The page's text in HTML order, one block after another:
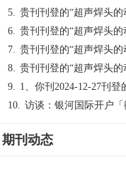
5. 贵刊刊登的“超声焊头的动力学分析与优化设计”，作者lizhiwei，时间2024-12-27，该论文由我本人在机电工程技术2024年第10期公开发表，lizhiwei并非本人，请将文章删除，消
6. 贵刊刊登的“超声焊头的动力学分析与优化设计”，作者lizhiwei，时间2024-12-27，该论文由我本人在机电工程技术2024年第10期公开发表，lizhiwei并非本人，请将文章删除，消
7. 贵刊刊登的“超声焊头的动力学分析与优化设计”，作者lizhiwei，时间2024-12-27，该论文由我本人在机电工程技术2024年第10期公开发表，lizhiwei并非本人，请将文章删除，消
8. 贵刊刊登的“超声焊头的动力学分析与优化设计”，作者lizhiwei，时间2024-12-27，该论文由我本人在机电工程技术2024年第10期公开发表，lizhiwei并非本人，请将文章删除，消
9. 1、你刊2024-12-27刊登的“超声焊头的动力学分析与优化设计论文”，是由我本人在“机电工程技术”，在2024年第10期公开发表的，而本刊转载“lizhiwei”非本人操作，请尽快将其删
10. 访谈：银河国际开户「微-97905670-信」上分客服开户电话在线注册现场经理。机械文明荒野生存游戏《荒野起源》超新星测试将于12月18日上午10点正式开启!本次测试资格已陆续发放!各
期刊动态